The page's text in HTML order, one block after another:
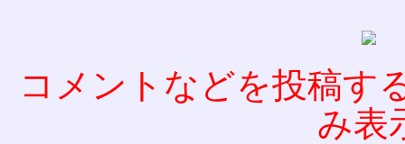
コメントなどを投稿す
み表